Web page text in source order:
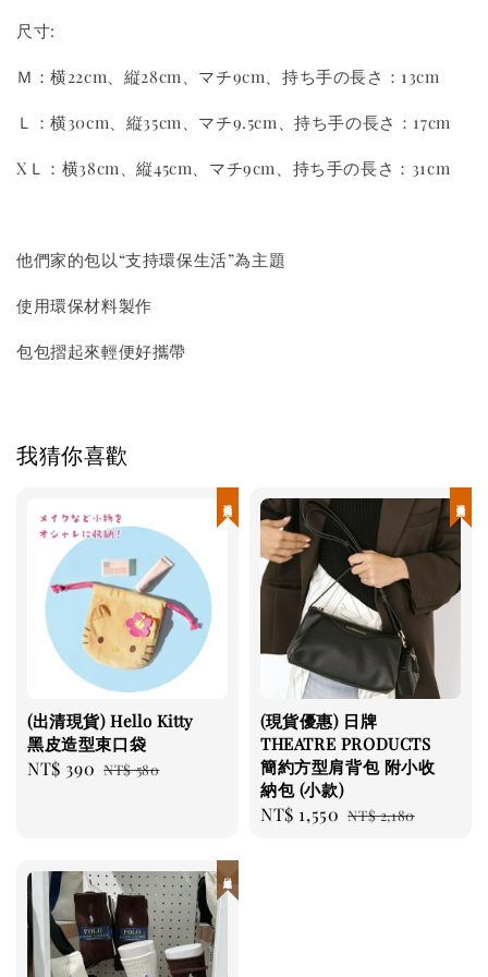
尺寸:
Ｍ：横22cm、縦28cm、マチ9cm、持ち手の長さ：13cm
Ｌ：横30cm、縦35cm、マチ9.5cm、持ち手の長さ：17cm
XＬ：横38cm、縦45cm、マチ9cm、持ち手の長さ：31cm
他們家的包以“支持環保生活”為主題
使用環保材料製作
包包摺起來輕便好攜帶
我猜你喜歡
(出清現貨) Hello Kitty
黑皮造型束口袋
Sale
NT$ 390 Regular
NT$ 580
(現貨優惠) 日牌
THEATRE PRODUCTS
簡約方型肩背包 附小收
納包 (小款)
Sale
NT$ 1,550 Regular
NT$ 2,180